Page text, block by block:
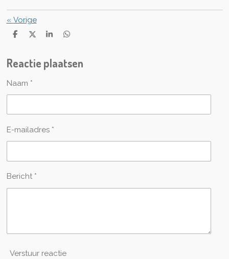
« Vorige
D
e
n
D
l
S
r
e
D
e
n
Reactie plaatsen
Naam *
E-mailadres *
Bericht *
Verstuur reactie